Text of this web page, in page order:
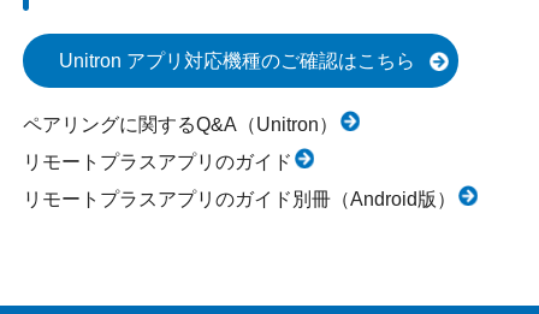
Unitron アプリ対応機種のご確認はこちら
ペアリングに関するQ&A（Unitron）
リモートプラスアプリのガイド
リモートプラスアプリのガイド別冊（Android版）